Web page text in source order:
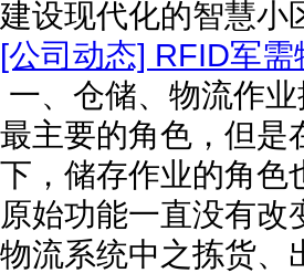
建设现代化的智慧小
[公司动态] RFID军
一、仓储、物流作
最主要的角色，但是
下，储存作业的角色
原始功能一直没有
物流系统中之拣货